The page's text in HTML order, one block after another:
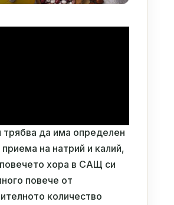
трябва да има определен
приема на натрий и калий,
хора в САЩ си
повече от
количество